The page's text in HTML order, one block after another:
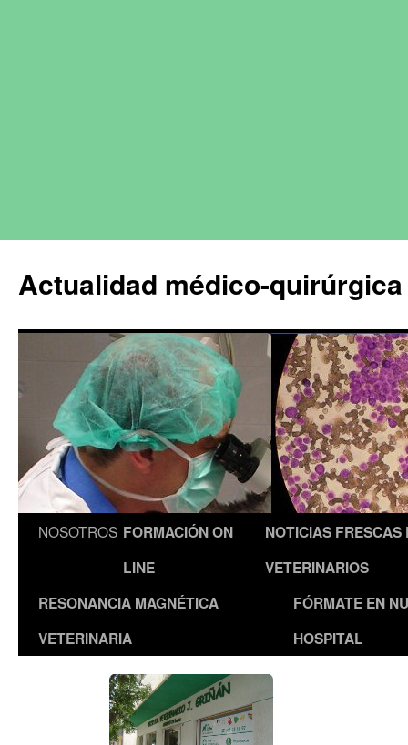
Actualidad médico-
NOSOTROS FORMACIÓN ON
LINE
NOTICIAS FRESCAS
VETERINARIOS
RESONANCIA MAGNÉTICA
VETERINARIA
FÓRMATE EN
HOSPITAL